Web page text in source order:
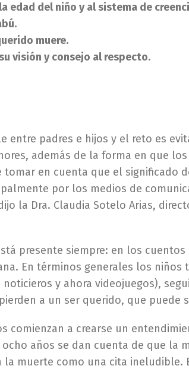
edad del niño y al sistema de
muere.
visión y consejo al respecto.
entre padres e hijos y el reto es
además de la forma en que
en cuenta que el significado
por los medios de
la Dra. Claudia Sotelo Arias,
presente siempre: en los
En términos generales los
y ahora videojuegos),
a un ser querido, que puede
comienzan a crearse un
años se dan cuenta de que
la muerte como una cita